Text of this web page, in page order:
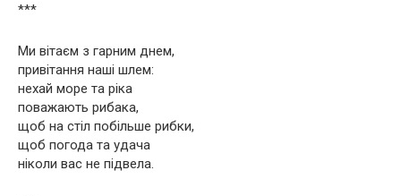
***
Ми вітаєм з гарним днем,
привітання наші шлем:
нехай море та ріка
поважають рибака,
щоб на стіл побільше рибки,
щоб погода та удача
ніколи вас не підвела.